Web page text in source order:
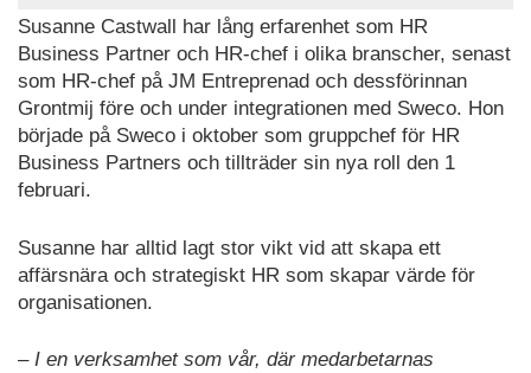
Susanne Castwall har lång erfarenhet som HR
Business Partner och HR-chef i olika branscher, senast
som HR-chef på JM Entreprenad och dessförinnan
Grontmij före och under integrationen med Sweco. Hon
började på Sweco i oktober som gruppchef för HR
Business Partners och tillträder sin nya roll den 1
februari.
Susanne har alltid lagt stor vikt vid att skapa ett
affärsnära och strategiskt HR som skapar värde för
organisationen.
– I en verksamhet som vår, där medarbetarnas